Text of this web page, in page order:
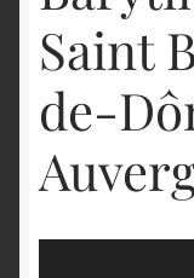
Saint
de-